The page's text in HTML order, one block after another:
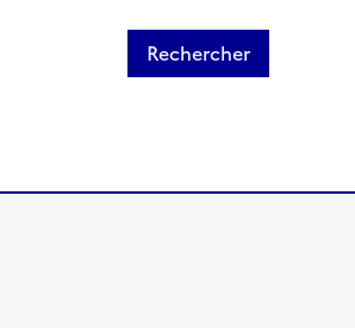
Rechercher